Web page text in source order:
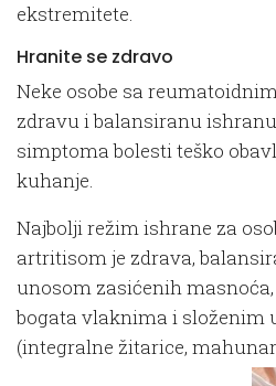
ekstremitete.
Hranite se zdravo
Neke osobe sa
zdravu i balansiranu
simptoma bolesti teško
kuhanje.
Najbolji režim ishrane za
artritisom je zdrava,
unosom zasićenih
bogata vlaknima i složenim
(integralne žitarice,